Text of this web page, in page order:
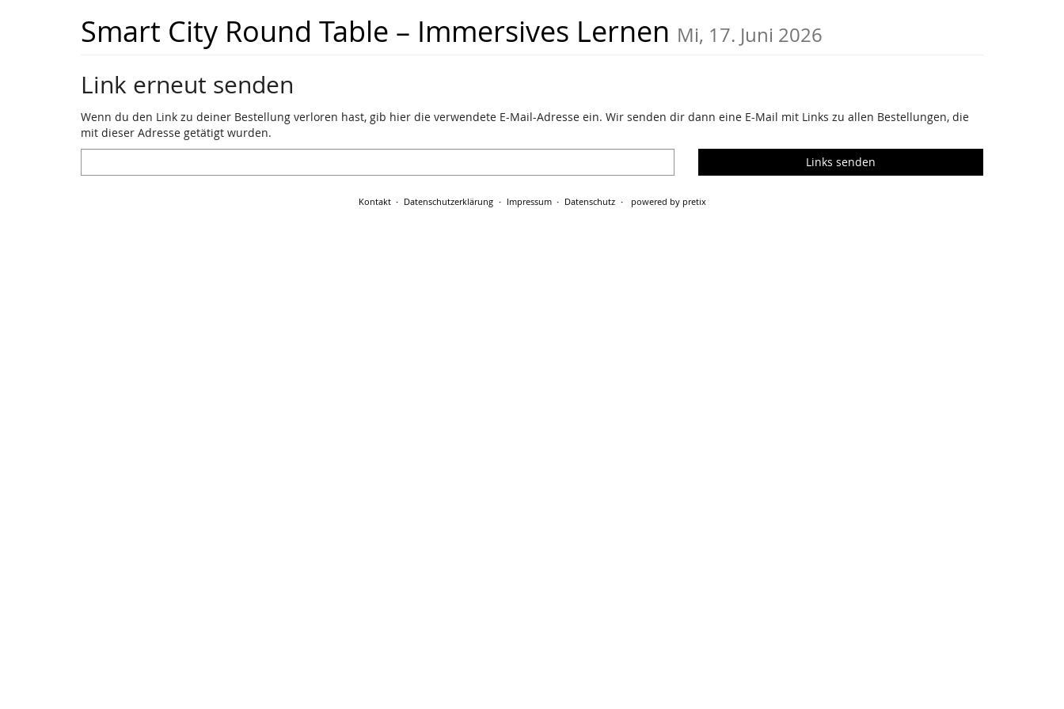
Smart City Round Table – Immersives Lernen Mi, 17. Juni 2026
Link erneut senden
Wenn du den Link zu deiner Bestellung verloren hast, gib hier die verwendete E-Mail-Adresse ein. Wir senden dir dann eine E-Mail mit Links zu allen Bestellungen, die
mit dieser Adresse getätigt wurden.
Mail
Links senden
Kontakt Datenschutzerklärung Impressum Datenschutz powered by pretix